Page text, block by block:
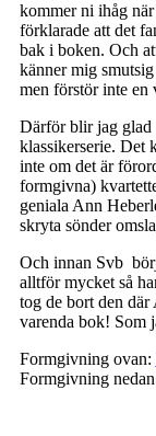
kommer ni ihåg
förklarade att det
bak i boken. Och
känner mig
men förstör inte en
Därför blir jag glad
klassikerserie. Det
inte om det är
formgivna)
geniala Ann
skryta sönder
Och innan Svb
alltför mycket så
tog de bort den där
varenda bok! Som
Formgivning ovan:
Formgivning